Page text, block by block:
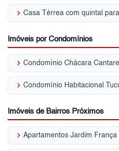
keyboard_arrow_right
Imóveis por Condomínios
keyboard_arrow_right
keyboard_arrow_right
Imóveis de Bairros Próximos
keyboard_arrow_right Apartamentos Jardim França